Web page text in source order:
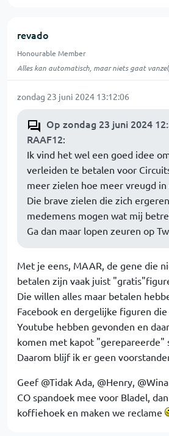
revado
Honourable Member
Alles kan automatisch, maar niets gaat
zondag 23 juni 2024 13:12:06
Op zondag 23 juni 2024
RAAF12:
Ik vind het wel een goed idee
verleiden te betalen voor
meer zielen hoe meer vreugd
Die brave zielen die zich
medemens mogen wat mij
Ga dan maar lopen zeuren op
Met je eens, MAAR, de gene die
betalen zijn vaak juist
Die willen alles maar betalen
Facebook en dergelijke figuren
Youtube hebben gevonden en
komen met kapot "gerepareerde"
Daarom blijf ik er geen
Geef @Tidak Ada, @Henry,
CO spandoek mee voor Bladel,
koffiehoek en maken we reclame